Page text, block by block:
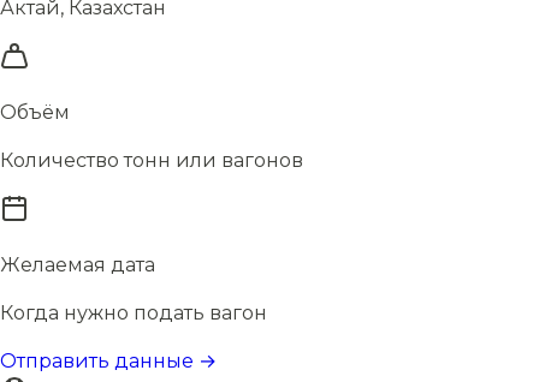
Актай, Казахстан
Объём
Количество тонн или вагонов
Желаемая дата
Когда нужно подать вагон
Отправить данные →